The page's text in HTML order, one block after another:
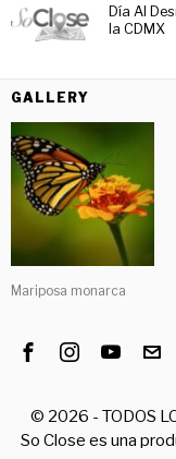
Día Al
la CDMX
GALLERY
Mariposa monarca
© 2026 - TODOS
So Close es una